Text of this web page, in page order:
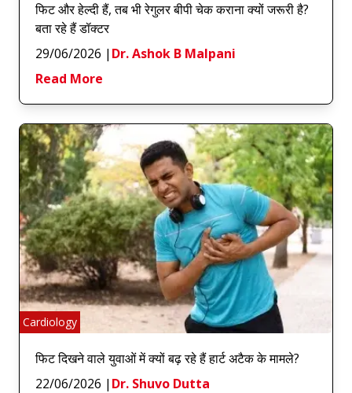
फिट और हेल्दी हैं, तब भी रेगुलर बीपी चेक कराना क्यों जरूरी है?
बता रहे हैं डॉक्टर
29/06/2026 | Dr. Ashok B Malpani
Read More
Cardiology
फिट दिखने वाले युवाओं में क्यों बढ़ रहे हैं हार्ट अटैक के मामले?
22/06/2026 | Dr. Shuvo Dutta